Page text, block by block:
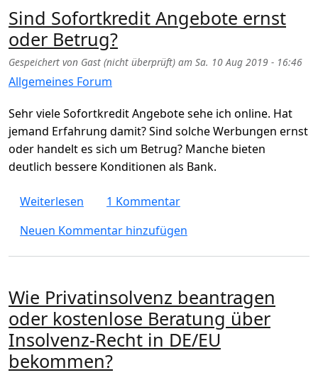
Sind Sofortkredit Angebote ernst
oder Betrug?
Gespeichert von Gast (nicht überprüft) am Sa. 10 Aug 2019 - 16:46
Allgemeines Forum
Sehr viele Sofortkredit Angebote sehe ich online. Hat
jemand Erfahrung damit? Sind solche Werbungen ernst
oder handelt es sich um Betrug? Manche bieten
deutlich bessere Konditionen als Bank.
Weiterlesen über Sind Sofortkredit Angebote ernst
1 Kommentar
Neuen Kommentar hinzufügen
Wie Privatinsolvenz beantragen
oder kostenlose Beratung über
Insolvenz-Recht in DE/EU
bekommen?